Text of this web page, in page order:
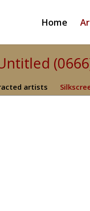
Home
artists